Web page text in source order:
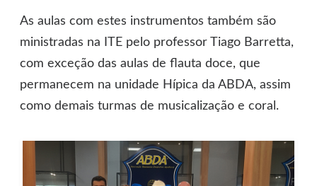
As aulas com estes instrumentos também são
ministradas na ITE pelo professor Tiago Barretta,
com exceção das aulas de flauta doce, que
permanecem na unidade Hípica da ABDA, assim
como demais turmas de musicalização e coral.